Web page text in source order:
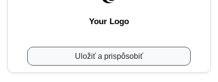
Your Logo
Uložiť a prispôsobiť